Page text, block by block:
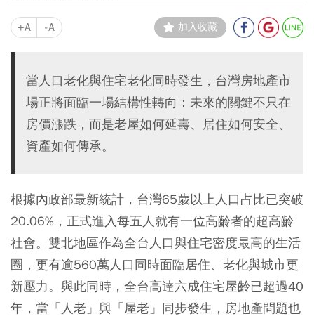
+A -A 加入收藏
當人口老化與住宅老化同時發生，台灣房地產市
場正將面臨一場結構性轉向：未來的關鍵不只在
房價漲跌，而是老屋如何延壽、居住如何安全、
資產如何傳承。
根據內政部最新統計，台灣65歲以上人口占比已突破
20.06%，正式進入每五人就有一位高齡者的超高齡
社會。雙北地區作為全台人口與住宅密度最高的生活
圈，更有逾560萬人口同時面臨居住、老化與城市更
新壓力。與此同時，全台高達六成住宅屋齡已超過40
年，當「人老」與「屋老」同步發生，房地產問題也